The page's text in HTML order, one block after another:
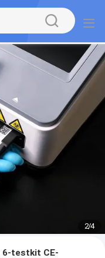
2/4
6-testkit CE-